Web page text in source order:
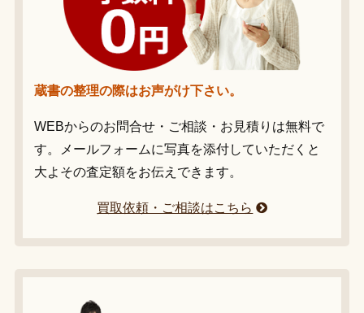
蔵書の整理の際はお声がけ下さい。
WEBからのお問合せ・ご相談・お見積りは無料で
す。メールフォームに写真を添付していただくと
大よその査定額をお伝えできます。
買取依頼・ご相談はこちら